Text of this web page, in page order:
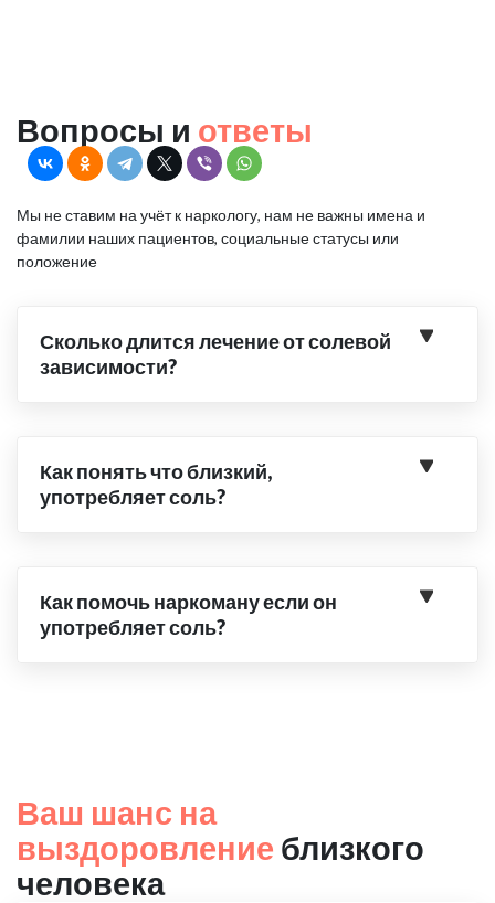
Вопросы и ответы
Мы не ставим на учёт к наркологу, нам не важны имена и
фамилии наших пациентов, социальные статусы или
положение
Сколько длится лечение от солевой
зависимости?
Как понять что близкий,
употребляет соль?
Как помочь наркоману если он
употребляет соль?
Ваш шанс на
выздоровление близкого
человека